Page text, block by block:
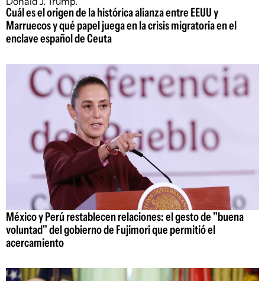
Cuál es el origen de la histórica alianza entre EEUU y
Marruecos y qué papel juega en la crisis migratoria en el
enclave español de Ceuta
México y Perú restablecen relaciones: el gesto de "buena
voluntad" del gobierno de Fujimori que permitió el
acercamiento